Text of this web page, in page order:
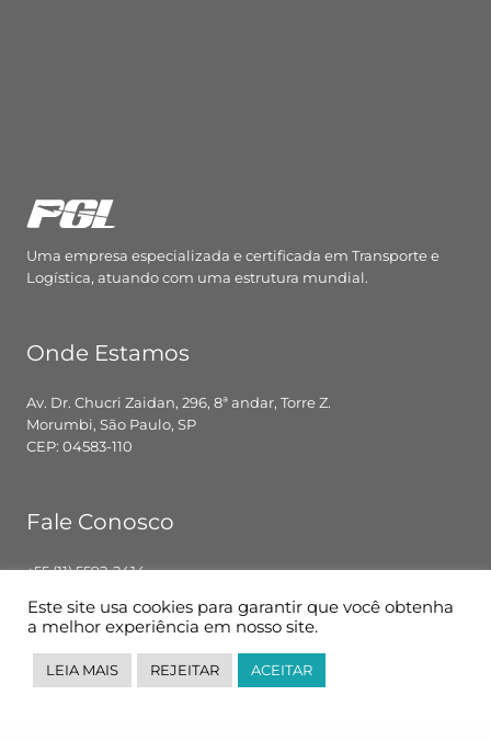
Uma empresa especializada e certificada em Transporte e
Logística, atuando com uma estrutura mundial.
Onde Estamos
Av. Dr. Chucri Zaidan, 296, 8ª andar, Torre Z.
Morumbi, São Paulo, SP
CEP: 04583-110
Fale Conosco
+55 (11) 5592-2414
Segunda – Sexta: 8h00 – 18h00
Siga-nos
Este site usa cookies para garantir que você obtenha
a melhor experiência em nosso site.
LEIA MAIS REJEITAR ACEITAR